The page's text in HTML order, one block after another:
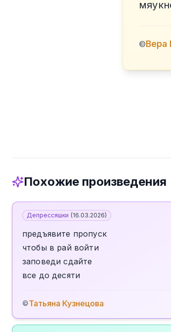
©Вера
Похожие произведения
Депрессяшки (16.03.2026)
предъявите пропуск
чтобы в рай войти
заповеди сдайте
все до десяти
©Татьяна Кузнецова